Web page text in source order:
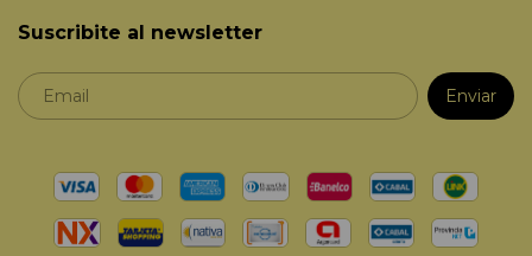
Suscribite al newsletter